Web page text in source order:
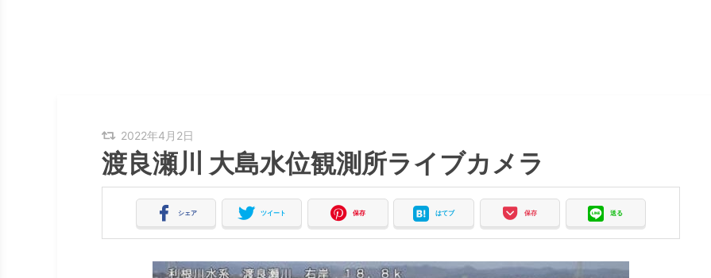
2022年4月2日
渡良瀬川 大島水位観測所ライブカメラ
シェア ツイート 保存 はてブ 保存 送る